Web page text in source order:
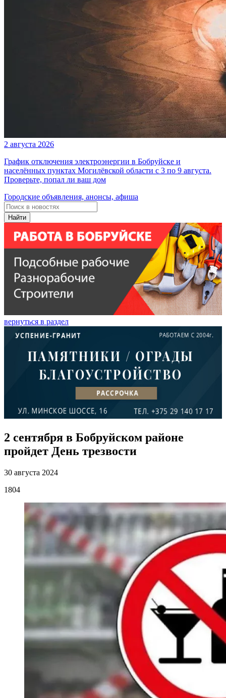
2 августа 2026
График отключения электроэнергии в Бобруйске и
населённых пунктах Могилёвской области с 3 по 9 августа.
Проверьте, попал ли ваш дом
Городские объявления, анонсы, афиша
Найти
вернуться в раздел
2 сентября в Бобруйском районе
пройдет День трезвости
30 августа 2024
1804